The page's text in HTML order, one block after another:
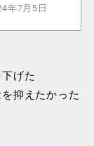
年7月5日
げた
抑えたかった